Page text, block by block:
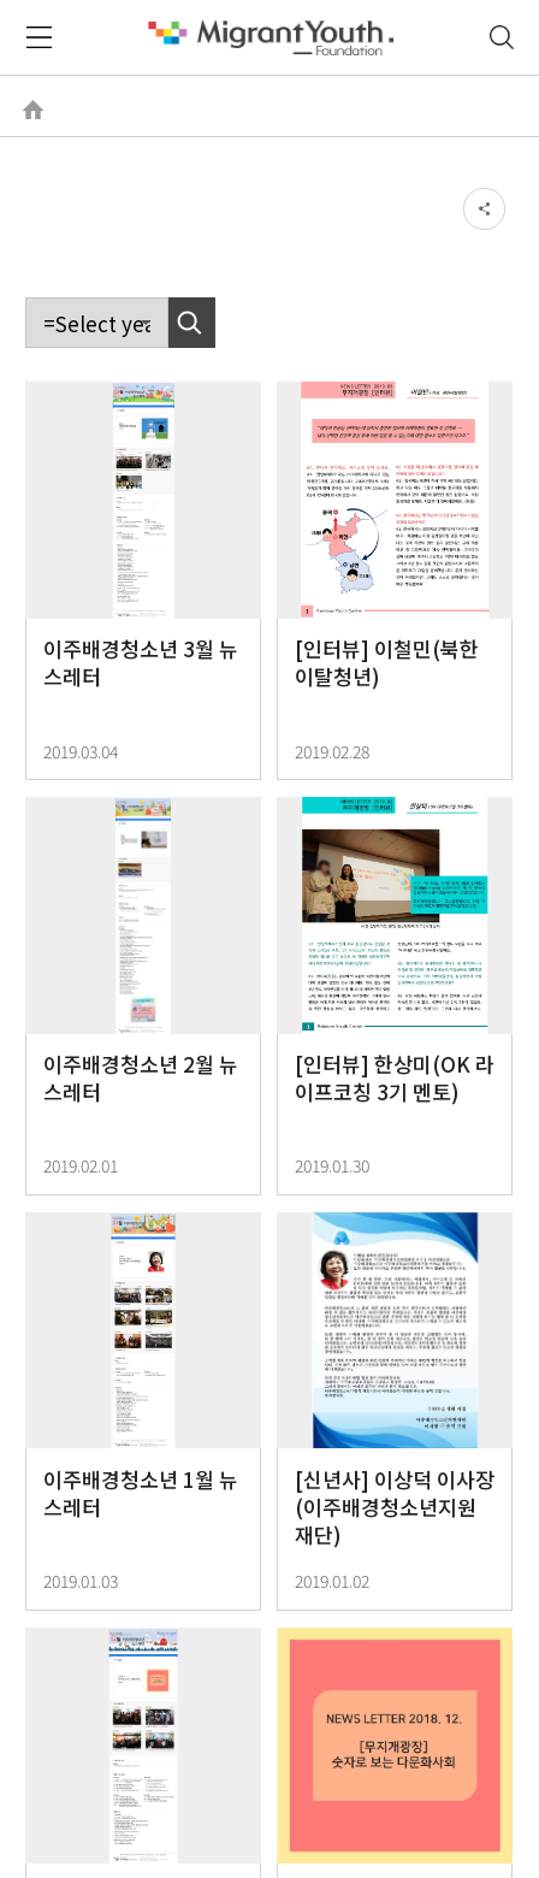
이주배경청소년 3월 뉴
스레터
2019.03.04
[인터뷰] 이철민(북한
이탈청년)
2019.02.28
이주배경청소년 2월 뉴
스레터
2019.02.01
[인터뷰] 한상미(OK 라
이프코칭 3기 멘토)
2019.01.30
이주배경청소년 1월 뉴
스레터
2019.01.03
[신년사] 이상덕 이사장
(이주배경청소년지원
재단)
2019.01.02